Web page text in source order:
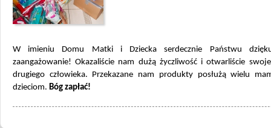
W imieniu Domu Matki i Dziecka serdecznie Państwu
zaangażowanie! Okazaliście nam dużą życzliwość i otwarliście
drugiego człowieka. Przekazane nam produkty posłużą wielu
dzieciom. Bóg zapłać!